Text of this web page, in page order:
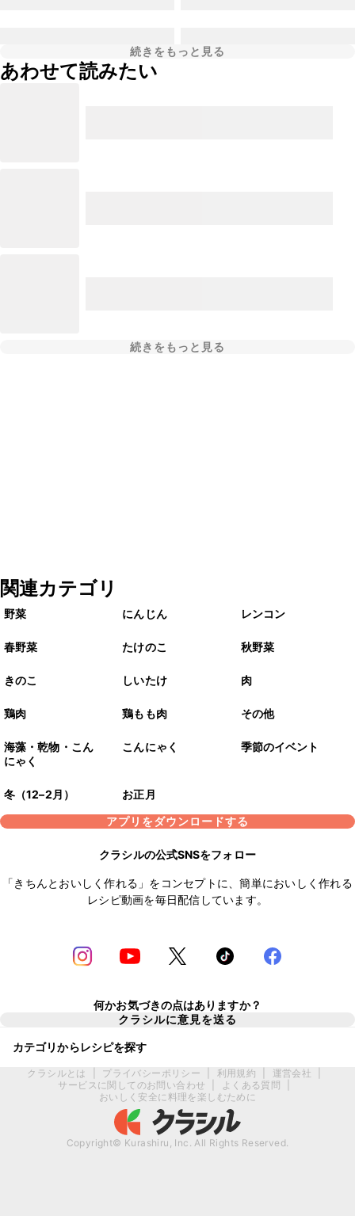
続きをもっと見る
あわせて読みたい
続きをもっと見る
関連カテゴリ
野菜 にんじん レンコン
春野菜 たけのこ 秋野菜
きのこ しいたけ 肉
鶏肉 鶏もも肉 その他
海藻・乾物・こん
にゃく
こんにゃく 季節のイベント
冬（12–2月）
お正月
アプリをダウンロードする
クラシルの公式SNSをフォロー
「きちんとおいしく作れる」をコンセプトに、簡単においしく作れる
レシピ動画を毎日配信しています。
何かお気づきの点はありますか？
クラシルに意見を送る
カテゴリからレシピを探す
クラシルとは プライバシーポリシー 利用規約 運営会社
サービスに関してのお問い合わせ
よくある質問
おいしく安全に料理を楽しむために
Copyright© Kurashiru, Inc. All Rights Reserved.